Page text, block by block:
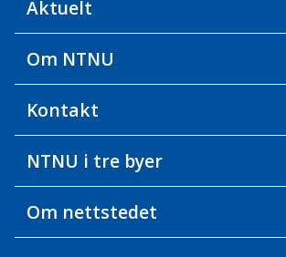
Aktuelt
Om NTNU
Kontakt
NTNU i tre byer
Om nettstedet